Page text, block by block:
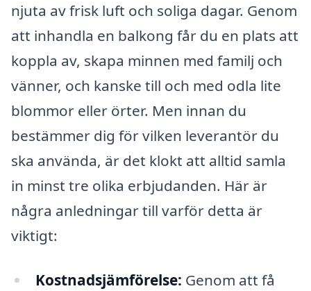
njuta av frisk luft och soliga dagar. Genom
att inhandla en balkong får du en plats att
koppla av, skapa minnen med familj och
vänner, och kanske till och med odla lite
blommor eller örter. Men innan du
bestämmer dig för vilken leverantör du
ska använda, är det klokt att alltid samla
in minst tre olika erbjudanden. Här är
några anledningar till varför detta är
viktigt:
Kostnadsjämförelse: Genom att få